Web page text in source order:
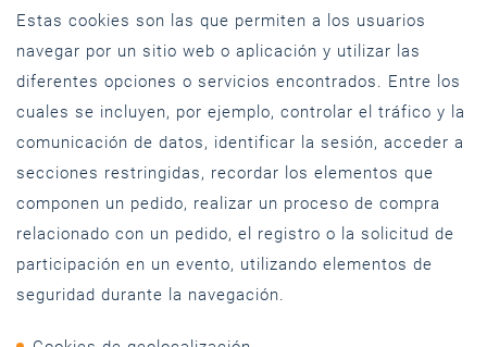
Estas cookies son las que permiten a los usuarios
navegar por un sitio web o aplicación y utilizar las
diferentes opciones o servicios encontrados. Entre los
cuales se incluyen, por ejemplo, controlar el tráfico y la
comunicación de datos, identificar la sesión, acceder a
secciones restringidas, recordar los elementos que
componen un pedido, realizar un proceso de compra
relacionado con un pedido, el registro o la solicitud de
participación en un evento, utilizando elementos de
seguridad durante la navegación.